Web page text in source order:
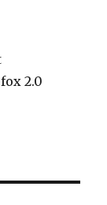
2.0